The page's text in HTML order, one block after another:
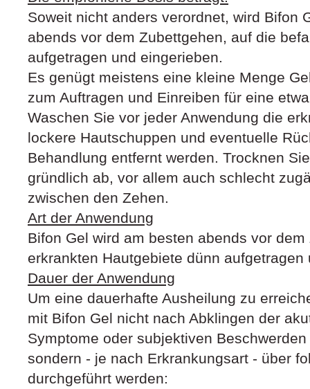
Soweit nicht anders verordnet, wird Bifon
abends vor dem Zubettgehen, auf die
aufgetragen und eingerieben.
Es genügt meistens eine kleine Menge
zum Auftragen und Einreiben für eine
Waschen Sie vor jeder Anwendung die
lockere Hautschuppen und eventuelle
Behandlung entfernt werden. Trocknen
gründlich ab, vor allem auch schlecht
zwischen den Zehen.
Art der Anwendung
Bifon Gel wird am besten abends vor
erkrankten Hautgebiete dünn
Dauer der Anwendung
Um eine dauerhafte Ausheilung zu
mit Bifon Gel nicht nach Abklingen der
Symptome oder subjektiven
sondern - je nach Erkrankungsart - über
durchgeführt werden: